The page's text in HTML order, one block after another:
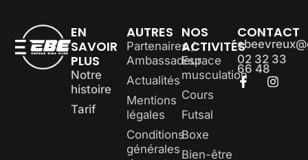
EN
SAVOIR
PLUS
Notre
histoire
Tarif
AUTRES
Partenaires /
Ambassadeur
Actualités
Mentions
légales
Conditions
générales
NOS
ACTIVITÉS
Espace
musculation
Cours
Futsal
Boxe
Bien-être
CONTACT
02 32 33
66 48